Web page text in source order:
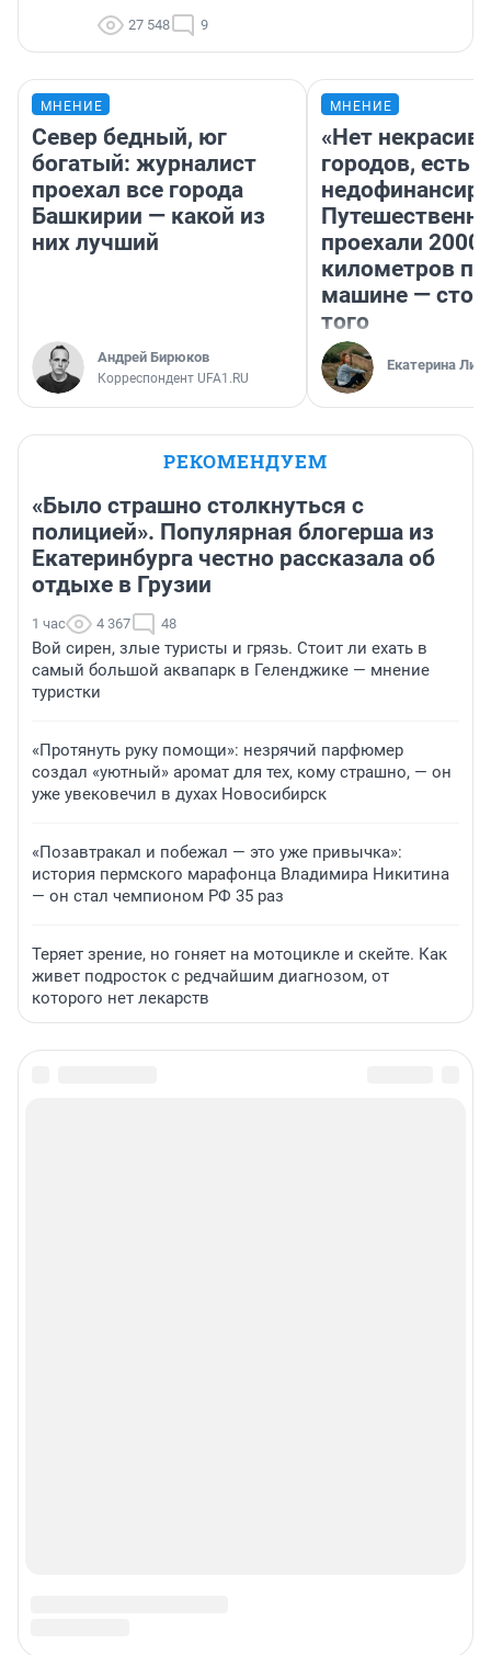
27 548 9
МНЕНИЕ
Север бедный, юг
богатый: журналист
проехал все города
Башкирии — какой из
них лучший
Андрей Бирюков
Корреспондент UFA1.RU
МНЕНИЕ
«Нет
городов, есть
проехали 2000
километров по
машине —
того
Екатерина
РЕКОМЕНДУЕМ
«Было страшно столкнуться с
полицией». Популярная блогерша из
Екатеринбурга честно рассказала об
отдыхе в Грузии
1 час 4 367 48
Вой сирен, злые туристы и грязь. Стоит ли ехать в
самый большой аквапарк в Геленджике — мнение
туристки
«Протянуть руку помощи»: незрячий парфюмер
создал «уютный» аромат для тех, кому страшно, — он
уже увековечил в духах Новосибирск
«Позавтракал и побежал — это уже привычка»:
история пермского марафонца Владимира Никитина
— он стал чемпионом РФ 35 раз
Теряет зрение, но гоняет на мотоцикле и скейте. Как
живет подросток с редчайшим диагнозом, от
которого нет лекарств